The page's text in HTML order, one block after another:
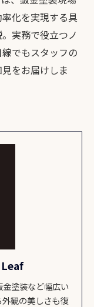
化を実現する具
実務で役立つノ
でもスタッフの
をお届けしま
塗装など幅広い
観の美しさも復